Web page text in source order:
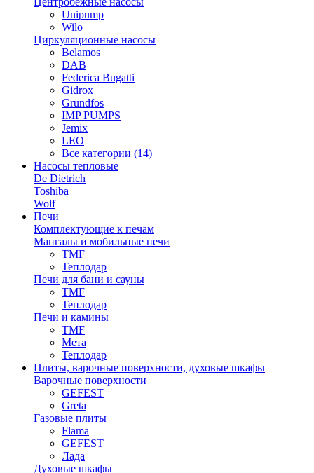
Unipump
Wilo
Циркуляционные насосы
Belamos
DAB
Federica Bugatti
Gidrox
Grundfos
IMP PUMPS
Jemix
LEO
Все категории (14)
Насосы тепловые
De Dietrich
Toshiba
Wolf
Печи
Комплектующие к печам
Мангалы и мобильные печи
TMF
Теплодар
Печи для бани и сауны
TMF
Теплодар
Печи и камины
TMF
Мета
Теплодар
Плиты, варочные поверхности, духовые шкафы
Варочные поверхности
GEFEST
Greta
Газовые плиты
Flama
GEFEST
Лада
Духовые шкафы